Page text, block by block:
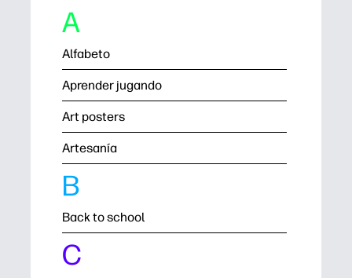
A
Alfabeto
Aprender jugando
Art posters
Artesanía
B
Back to school
C